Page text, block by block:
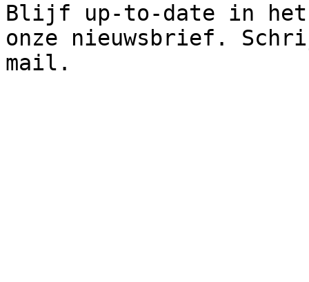
Blijf up-to-date in het
onze nieuwsbrief.
mail.